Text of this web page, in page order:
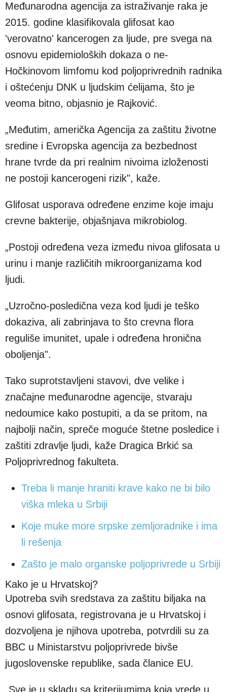
Međunarodna agencija za istraživanje raka je
2015. godine klasifikovala glifosat kao
'verovatno' kancerogen za ljude, pre svega na
osnovu epidemioloških dokaza o ne-
Hočkinovom limfomu kod poljoprivrednih radnika
i oštećenju DNK u ljudskim ćelijama, što je
veoma bitno, objasnio je Rajković.
„Međutim, američka Agencija za zaštitu životne
sredine i Evropska agencija za bezbednost
hrane tvrde da pri realnim nivoima izloženosti
ne postoji kancerogeni rizik", kaže.
Glifosat usporava određene enzime koje imaju
crevne bakterije, objašnjava mikrobiolog.
„Postoji određena veza između nivoa glifosata u
urinu i manje različitih mikroorganizama kod
ljudi.
„Uzročno-posledična veza kod ljudi je teško
dokaziva, ali zabrinjava to što crevna flora
reguliše imunitet, upale i određena hronična
oboljenja".
Tako suprotstavljeni stavovi, dve velike i
značajne međunarodne agencije, stvaraju
nedoumice kako postupiti, a da se pritom, na
najbolji način, spreče moguće štetne posledice i
zaštiti zdravlje ljudi, kaže Dragica Brkić sa
Poljoprivrednog fakulteta.
Treba li manje hraniti krave kako ne bi bilo
viška mleka u Srbiji
Koje muke more srpske zemljoradnike i ima
li rešenja
Zašto je malo organske poljoprivrede u Srbiji
Kako je u Hrvatskoj?
Upotreba svih sredstava za zaštitu biljaka na
osnovi glifosata, registrovana je u Hrvatskoj i
dozvoljena je njihova upotreba, potvrdili su za
BBC u Ministarstvu poljoprivrede bivše
jugoslovenske republike, sada članice EU.
„Sve je u skladu sa kriterijumima koja vrede u